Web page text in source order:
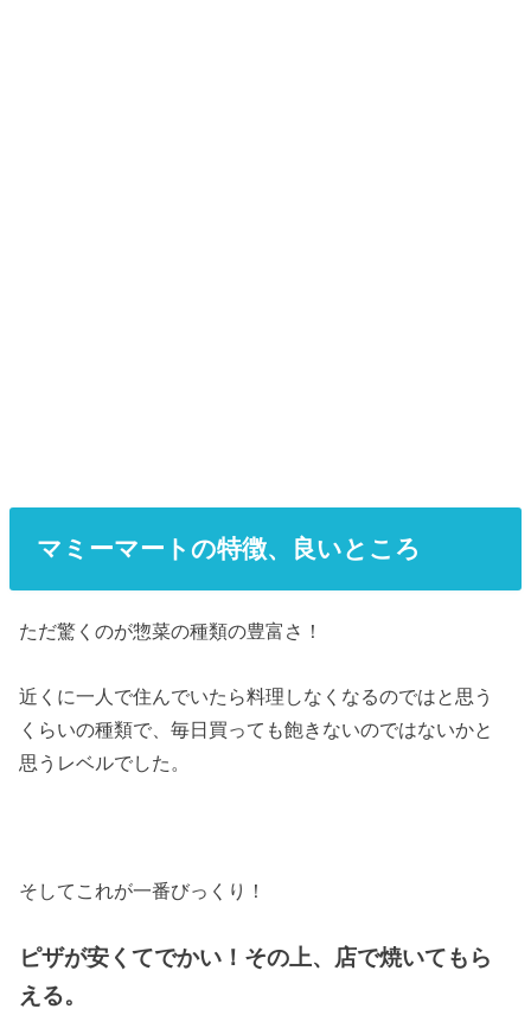
マミーマートの特徴、良いところ
ただ驚くのが惣菜の種類の豊富さ！
近くに一人で住んでいたら料理しなくなるのではと思う
くらいの種類で、毎日買っても飽きないのではないかと
思うレベルでした。
そしてこれが一番びっくり！
ピザが安くてでかい！その上、店で焼いてもら
える。